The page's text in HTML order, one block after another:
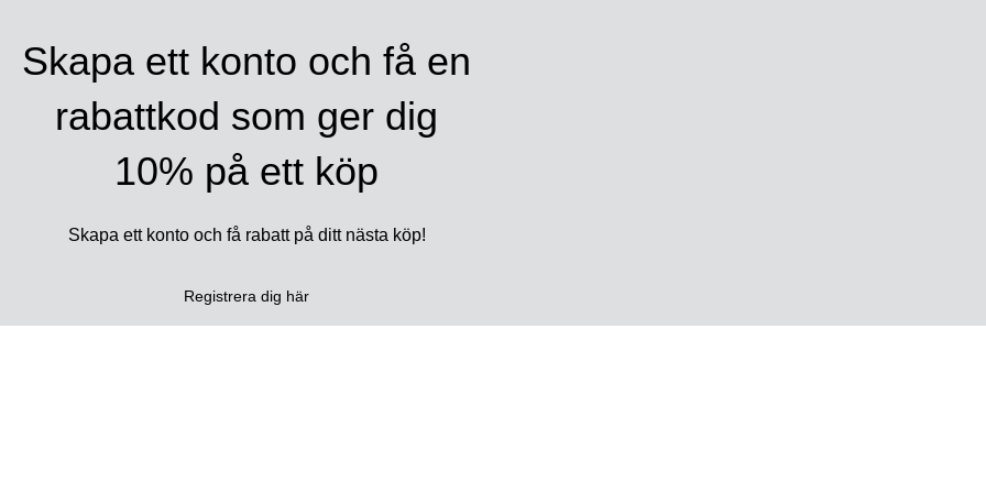
Skapa ett konto och få en
rabattkod som ger dig
10% på ett köp
Skapa ett konto och få rabatt på ditt nästa köp!
Registrera dig här